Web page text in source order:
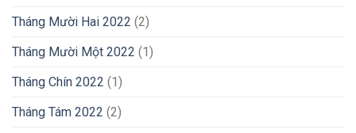
Tháng Mười Hai 2022 (2)
Tháng Mười Một 2022 (1)
Tháng Chín 2022 (1)
Tháng Tám 2022 (2)